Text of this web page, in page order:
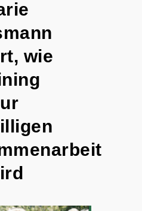
wie